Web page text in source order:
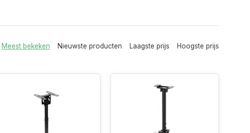
Meest bekeken Nieuwste producten Laagste prijs Hoogste prijs